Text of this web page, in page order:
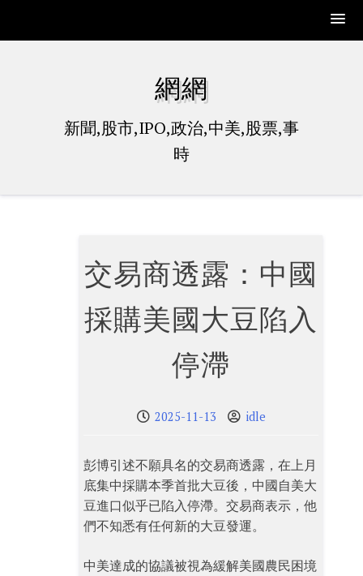
網網
新聞,股市,IPO,政治,中美,股票,事
時
交易商透露：中國
採購美國大豆陷入
停滯
2025-11-13 idle
彭博引述不願具名的交易商透露，在上月
底集中採購本季首批大豆後，中國自美大
豆進口似乎已陷入停滯。交易商表示，他
們不知悉有任何新的大豆發運。
中美達成的協議被視為緩解美國農民困境